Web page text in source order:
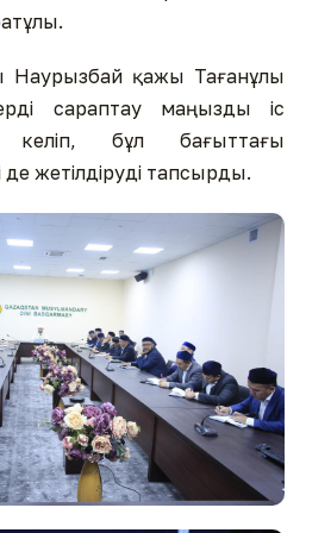
Наурызбай қажы Тағанұлы
сараптау маңызды іс
келіп, бұл бағыттағы
жетілдіруді тапсырды.